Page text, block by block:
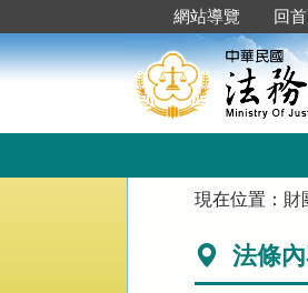
到
主
要
網站導覽 回
現在位置： 財
法條